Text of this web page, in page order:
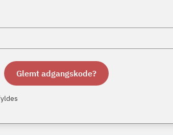
Glemt adgangskode?